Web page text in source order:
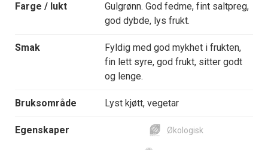
Farge / lukt
Gulgrønn. God fedme, fint saltpreg,
god dybde, lys frukt.
Smak
Fyldig med god mykhet i frukten,
fin lett syre, god frukt, sitter godt
og lenge.
Bruksområde Lyst kjøtt, vegetar
Egenskaper Økologisk